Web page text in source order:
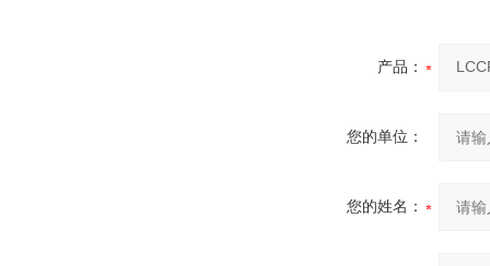
产品：
您的单位：
您的姓名：